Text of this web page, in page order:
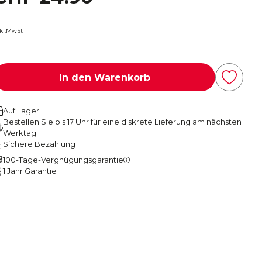
In den Warenkorb
Auf Lager
Bestellen Sie bis 17 Uhr für eine diskrete Lieferung am nächsten
Werktag
Sichere Bezahlung
100-Tage-Vergnügungsgarantie
1 Jahr Garantie